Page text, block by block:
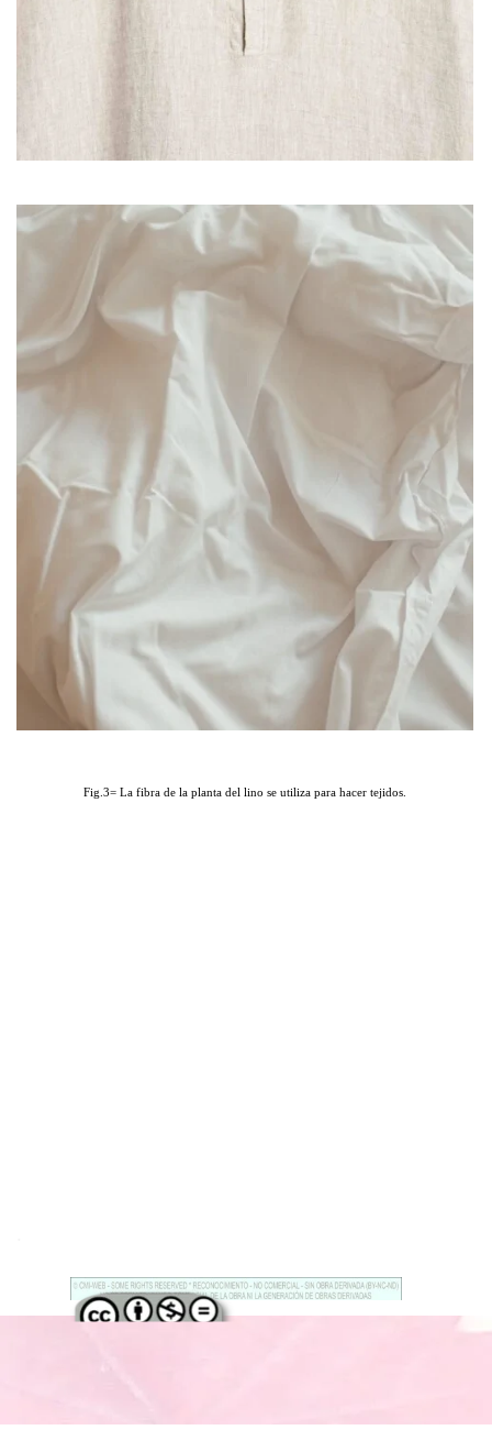
Fig.3= La fibra de la planta del lino se utiliza para hacer tejidos.
Regreso al contenido